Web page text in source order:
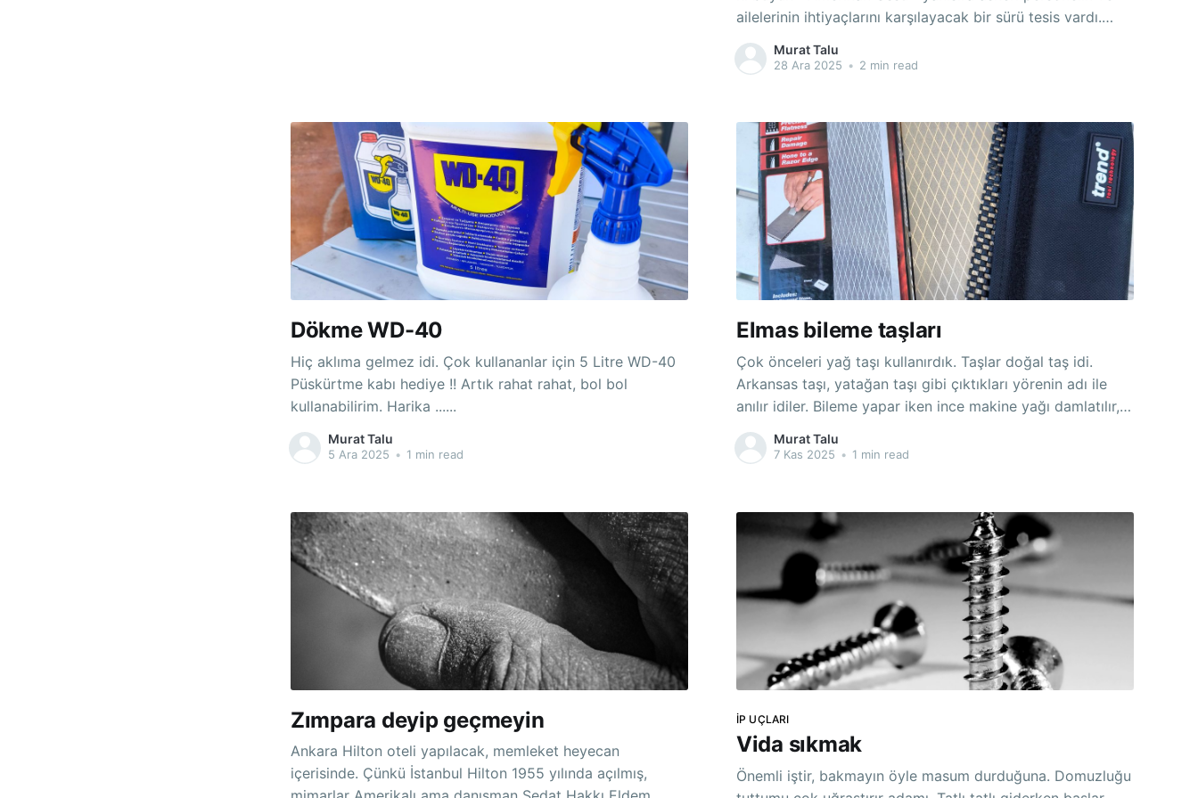
ailelerinin ihtiyaçlarını karşılayacak bir sürü tesis vardı.
Ahlatlıbel'de ki radar Amerikalılara aitti diye biliyorum ama
Ümitköy'de ki radar kimindi hiç bilmiyorum. Çankaya'da
Murat Talu
28 Ara 2025 • 2 min read
Dökme WD-40
Hiç aklıma gelmez idi. Çok kullananlar için 5 Litre WD-40
Püskürtme kabı hediye !! Artık rahat rahat, bol bol
kullanabilirim. Harika ......
Murat Talu
5 Ara 2025 • 1 min read
Elmas bileme taşları
Çok önceleri yağ taşı kullanırdık. Taşlar doğal taş idi.
Arkansas taşı, yatağan taşı gibi çıktıkları yörenin adı ile
anılır idiler. Bileme yapar iken ince makine yağı damlatılır,
bilenen metalin fazla ısınması önlenir idi. Arkasından su
taşları ile tanıştık. İnsan yapısı, kullanmadan önce suda
Murat Talu
7 Kas 2025 • 1 min read
Zımpara deyip geçmeyin
Ankara Hilton oteli yapılacak, memleket heyecan
içerisinde. Çünkü İstanbul Hilton 1955 yılında açılmış,
İP UÇLARI
Vida sıkmak
Önemli iştir, bakmayın öyle masum durduğuna. Domuzluğu